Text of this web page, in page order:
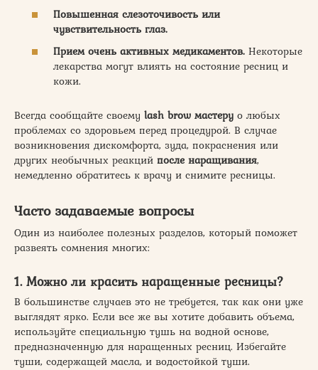
Повышенная слезоточивость или
чувствительность глаз.
Прием очень активных медикаментов. Некоторые
лекарства могут влиять на состояние ресниц и
кожи.
Всегда сообщайте своему lash brow мастеру о любых
проблемах со здоровьем перед процедурой. В случае
возникновения дискомфорта, зуда, покраснения или
других необычных реакций после наращивания,
немедленно обратитесь к врачу и снимите ресницы.
Часто задаваемые вопросы
Один из наиболее полезных разделов, который поможет
развеять сомнения многих:
1. Можно ли красить наращенные ресницы?
В большинстве случаев это не требуется, так как они уже
выглядят ярко. Если все же вы хотите добавить объема,
используйте специальную тушь на водной основе,
предназначенную для наращенных ресниц. Избегайте
туши, содержащей масла, и водостойкой туши.